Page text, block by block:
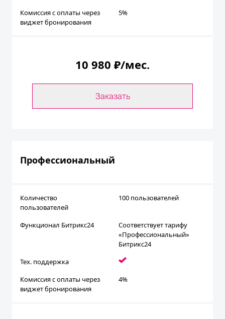
Комиссия с оплаты через
виджет бронирования
5%
10 980 ₽/мес.
Заказать
Профессиональный
Количество
пользователей
100 пользователей
Функционал Битрикс24
Соответствует тарифу
«Профессиональный»
Битрикс24
Тех. поддержка
Комиссия с оплаты через
виджет бронирования
4%